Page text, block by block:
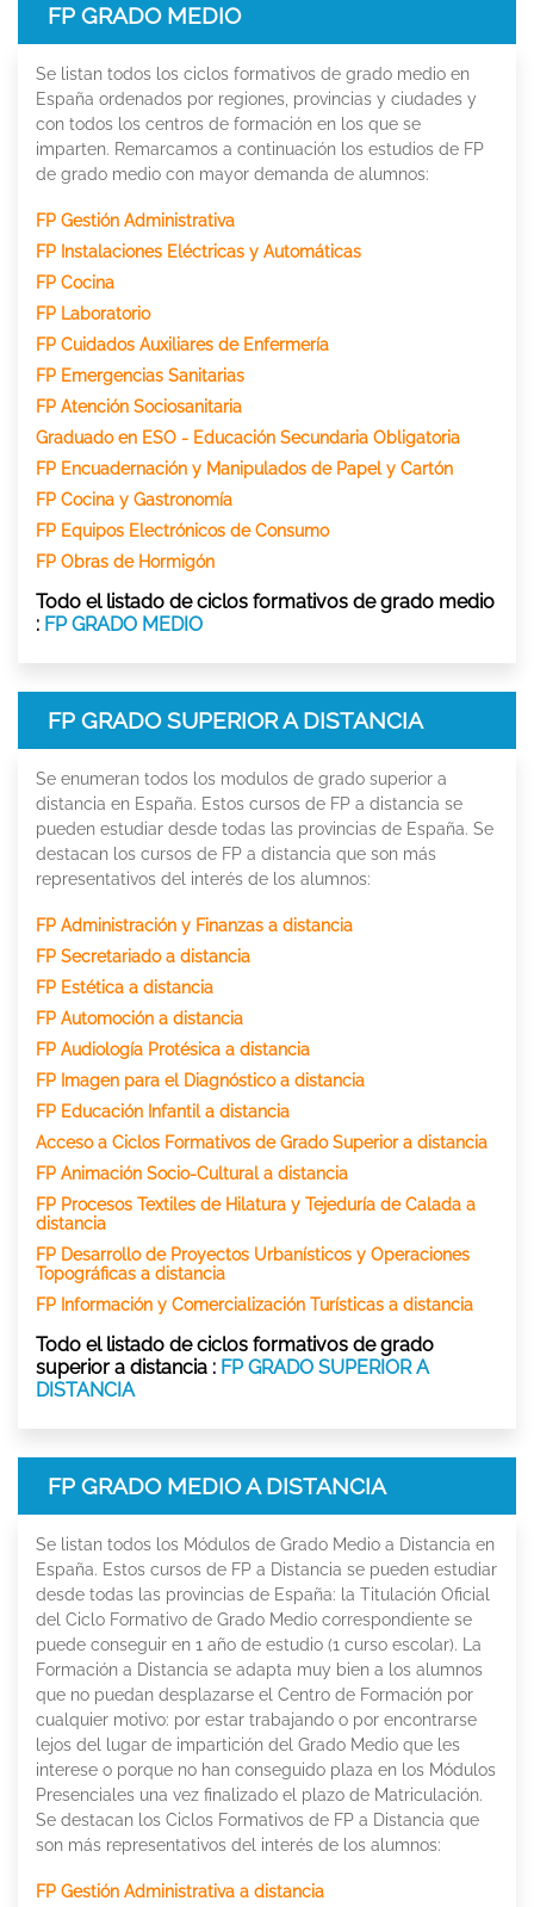
FP GRADO MEDIO
Se listan todos los ciclos formativos de grado medio en
España ordenados por regiones, provincias y ciudades y
con todos los centros de formación en los que se
imparten. Remarcamos a continuación los estudios de FP
de grado medio con mayor demanda de alumnos:
FP Gestión Administrativa
FP Instalaciones Eléctricas y Automáticas
FP Cocina
FP Laboratorio
FP Cuidados Auxiliares de Enfermería
FP Emergencias Sanitarias
FP Atención Sociosanitaria
Graduado en ESO - Educación Secundaria Obligatoria
FP Encuadernación y Manipulados de Papel y Cartón
FP Cocina y Gastronomía
FP Equipos Electrónicos de Consumo
FP Obras de Hormigón
Todo el listado de ciclos formativos de grado medio
: FP GRADO MEDIO
FP GRADO SUPERIOR A DISTANCIA
Se enumeran todos los modulos de grado superior a
distancia en España. Estos cursos de FP a distancia se
pueden estudiar desde todas las provincias de España. Se
destacan los cursos de FP a distancia que son más
representativos del interés de los alumnos:
FP Administración y Finanzas a distancia
FP Secretariado a distancia
FP Estética a distancia
FP Automoción a distancia
FP Audiología Protésica a distancia
FP Imagen para el Diagnóstico a distancia
FP Educación Infantil a distancia
Acceso a Ciclos Formativos de Grado Superior a distancia
FP Animación Socio-Cultural a distancia
FP Procesos Textiles de Hilatura y Tejeduría de Calada a
distancia
FP Desarrollo de Proyectos Urbanísticos y Operaciones
Topográficas a distancia
FP Información y Comercialización Turísticas a distancia
Todo el listado de ciclos formativos de grado
superior a distancia : FP GRADO SUPERIOR A
DISTANCIA
FP GRADO MEDIO A DISTANCIA
Se listan todos los Módulos de Grado Medio a Distancia en
España. Estos cursos de FP a Distancia se pueden estudiar
desde todas las provincias de España: la Titulación Oficial
del Ciclo Formativo de Grado Medio correspondiente se
puede conseguir en 1 año de estudio (1 curso escolar). La
Formación a Distancia se adapta muy bien a los alumnos
que no puedan desplazarse el Centro de Formación por
cualquier motivo: por estar trabajando o por encontrarse
lejos del lugar de impartición del Grado Medio que les
interese o porque no han conseguido plaza en los Módulos
Presenciales una vez finalizado el plazo de Matriculación.
Se destacan los Ciclos Formativos de FP a Distancia que
son más representativos del interés de los alumnos:
FP Gestión Administrativa a distancia